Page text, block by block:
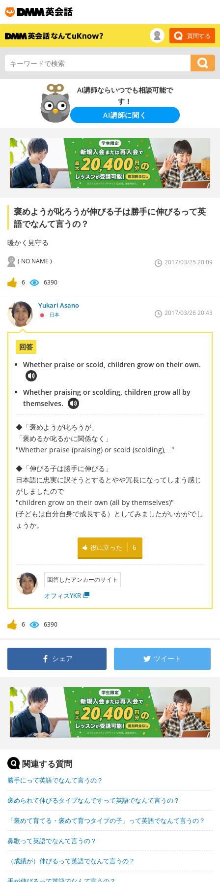
質問する
AI講師ならいつでも相談可能で
す！
AI講師に聞く
褒めようが叱ろうが伸びる子は勝手に伸びるって英
語でなんて言うの？
暖かく見守る
( NO NAME ) 2017/03/25 20:09
6 6390
Yukari Asano
日本 2017/03/26 20:43
回答
Whether praise or scold, children grow on their own.
Whether praising or scolding, children grow all by
themselves.
◆「褒めようが叱ろうが」
「褒めるか叱るかに関係なく」
"Whether praise (praising) or scold (scolding),..."
◆「伸びる子は勝手に伸びる」
日本語に忠実に訳そうとするとやや冗長になってしまう感じ
がしましたので
"children grow on their own (all by themselves)"
(子どもは自分自身で成長する）としてみましたがいかがでし
ょうか。
役に立った 6
回答したアンカーのサイト
オフィスYKR
6 6390
シェア ツイート
関連する質問
勝手にって英語でなんて言うの？
褒められて伸びるタイプなんですって英語でなんて言うの？
「褒めて育てる・褒めて育つタイプの子」って英語でなんて言うの？
鼻歌って英語でなんて言うの？
（成績が）伸びるって英語でなんて言うの？